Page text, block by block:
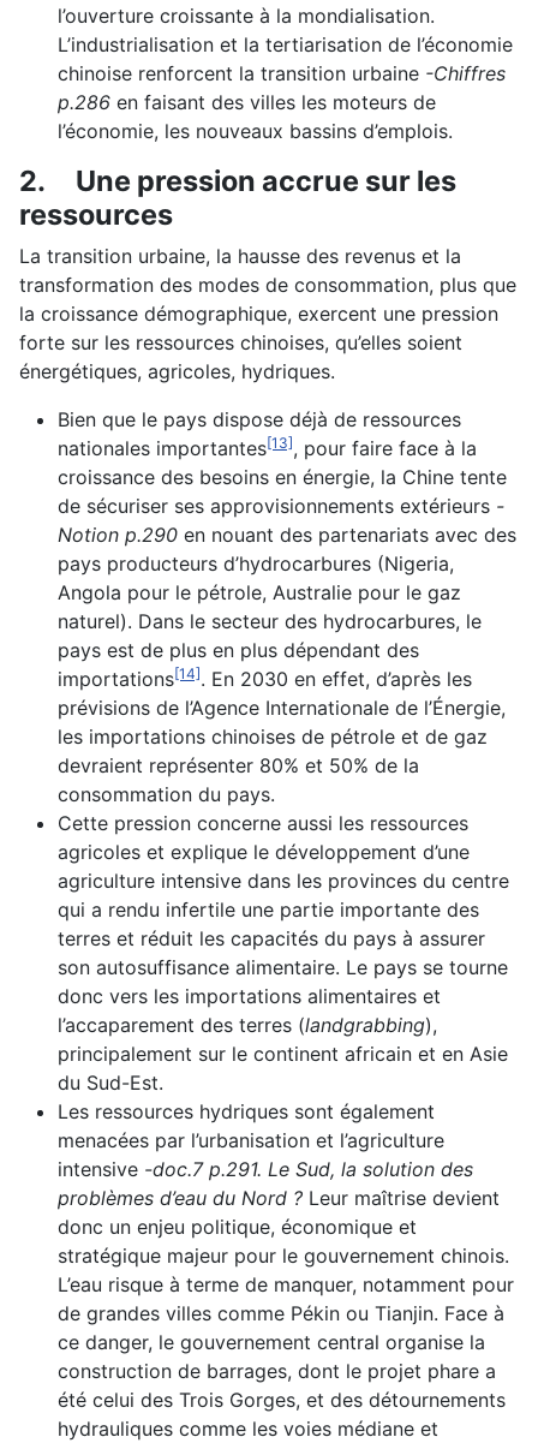
l’ouverture croissante à la mondialisation.
L’industrialisation et la tertiarisation de l’économie
chinoise renforcent la transition urbaine -Chiffres
p.286 en faisant des villes les moteurs de
l’économie, les nouveaux bassins d’emplois.
2. Une pression accrue sur les
ressources
La transition urbaine, la hausse des revenus et la
transformation des modes de consommation, plus que
la croissance démographique, exercent une pression
forte sur les ressources chinoises, qu’elles soient
énergétiques, agricoles, hydriques.
Bien que le pays dispose déjà de ressources
nationales importantes[13], pour faire face à la
croissance des besoins en énergie, la Chine tente
de sécuriser ses approvisionnements extérieurs -
Notion p.290 en nouant des partenariats avec des
pays producteurs d’hydrocarbures (Nigeria,
Angola pour le pétrole, Australie pour le gaz
naturel). Dans le secteur des hydrocarbures, le
pays est de plus en plus dépendant des
importations[14]. En 2030 en effet, d’après les
prévisions de l’Agence Internationale de l’Énergie,
les importations chinoises de pétrole et de gaz
devraient représenter 80% et 50% de la
consommation du pays.
Cette pression concerne aussi les ressources
agricoles et explique le développement d’une
agriculture intensive dans les provinces du centre
qui a rendu infertile une partie importante des
terres et réduit les capacités du pays à assurer
son autosuffisance alimentaire. Le pays se tourne
donc vers les importations alimentaires et
l’accaparement des terres (landgrabbing),
principalement sur le continent africain et en Asie
du Sud-Est.
Les ressources hydriques sont également
menacées par l’urbanisation et l’agriculture
intensive -doc.7 p.291. Le Sud, la solution des
problèmes d’eau du Nord ? Leur maîtrise devient
donc un enjeu politique, économique et
stratégique majeur pour le gouvernement chinois.
L’eau risque à terme de manquer, notamment pour
de grandes villes comme Pékin ou Tianjin. Face à
ce danger, le gouvernement central organise la
construction de barrages, dont le projet phare a
été celui des Trois Gorges, et des détournements
hydrauliques comme les voies médiane et